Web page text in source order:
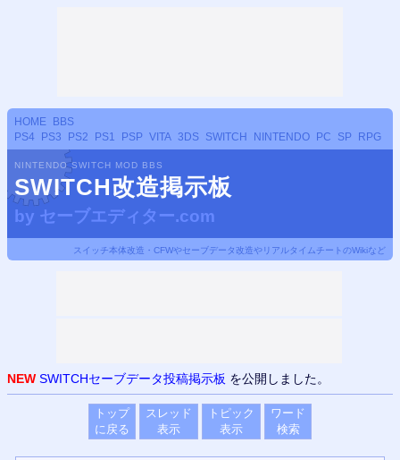
HOME
BBS
PS4
PS3 PS2 PS1 PSP VITA 3DS SWITCH NINTENDO PC SP RPG
NINTENDO SWITCH MOD BBS
SWITCH改造掲示板
by セーブエディター.com
スイッチ本体改造・CFWやセーブデータ改造やリアルタイムチートのWikiなど
NEW SWITCHセーブデータ投稿掲示板 を公開しました。
トップ
に戻る
スレッド
表示
トピック
表示
ワード
検索